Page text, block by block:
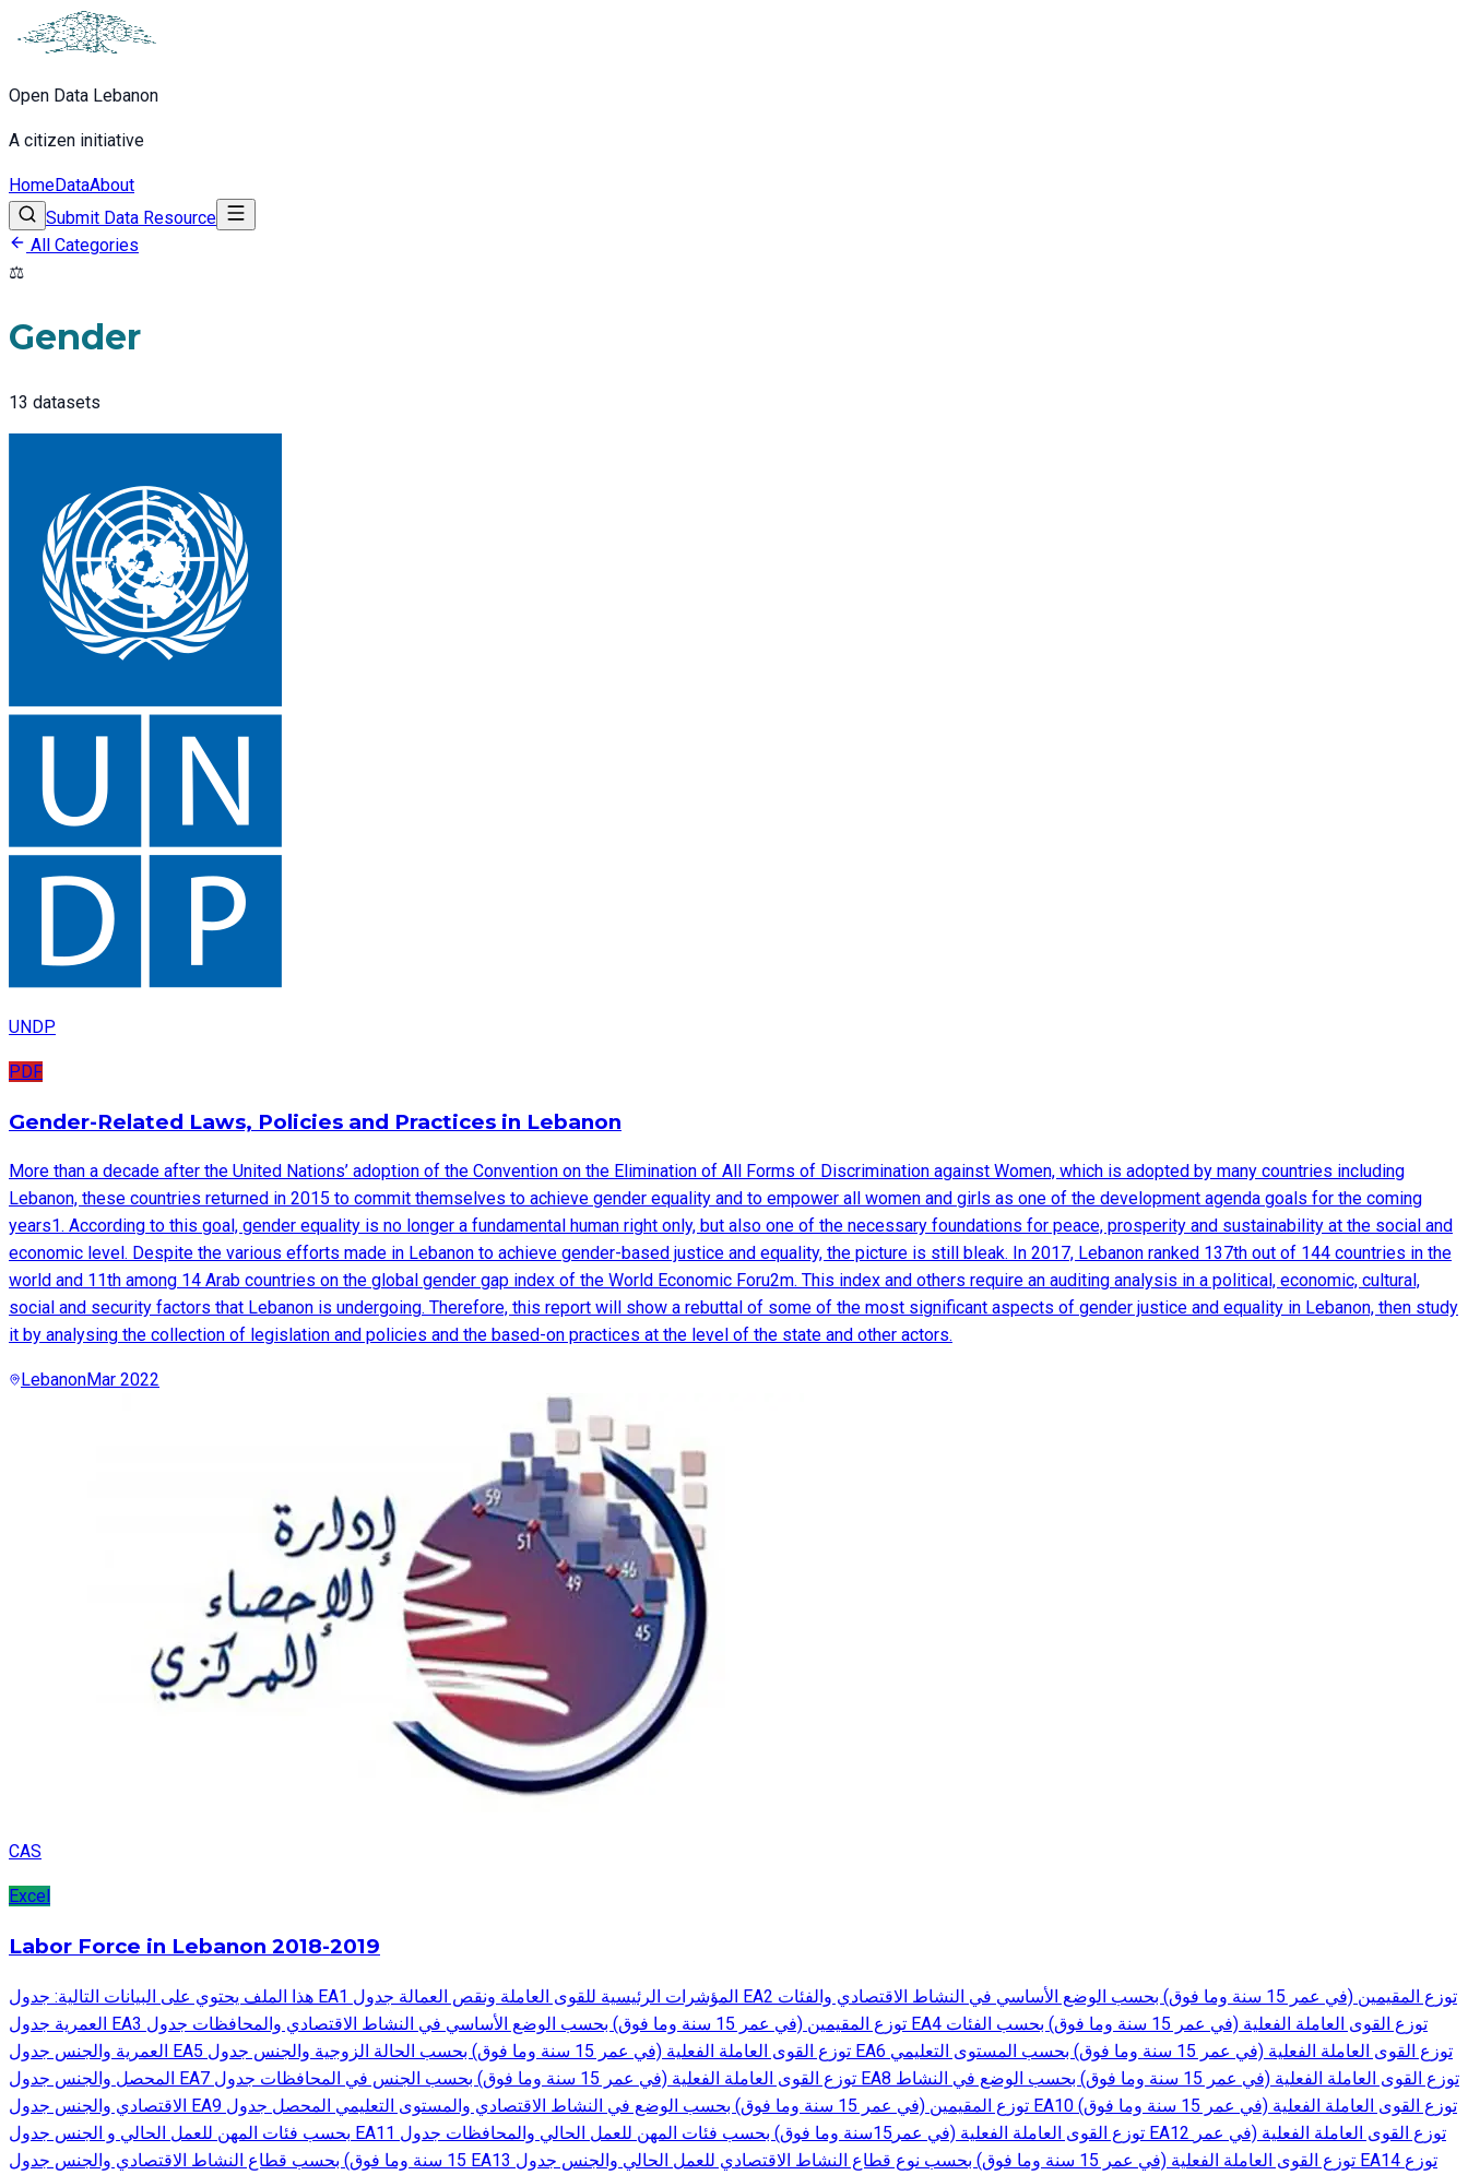
Open Data Lebanon
A citizen initiative
HomeDataAbout
Submit Data Resource
All Categories
⚖️
Gender
13 datasets
UNDP
PDF
Gender-Related Laws, Policies and Practices in Lebanon
More than a decade after the United Nations’ adoption of the Convention on the Elimination of All Forms of Discrimination against Women, which is adopted by many countries including
Lebanon, these countries returned in 2015 to commit themselves to achieve gender equality and to empower all women and girls as one of the development agenda goals for the coming
years1. According to this goal, gender equality is no longer a fundamental human right only, but also one of the necessary foundations for peace, prosperity and sustainability at the social and
economic level. Despite the various efforts made in Lebanon to achieve gender-based justice and equality, the picture is still bleak. In 2017, Lebanon ranked 137th out of 144 countries in the
world and 11th among 14 Arab countries on the global gender gap index of the World Economic Foru2m. This index and others require an auditing analysis in a political, economic, cultural,
social and security factors that Lebanon is undergoing. Therefore, this report will show a rebuttal of some of the most significant aspects of gender justice and equality in Lebanon, then study
it by analysing the collection of legislation and policies and the based-on practices at the level of the state and other actors.
LebanonMar 2022
CAS
Excel
Labor Force in Lebanon 2018-2019
هذا الملف يحتوي على البيانات التالية: جدول EA1 المؤشرات الرئيسية للقوى العاملة ونقص العمالة جدول EA2 توزع المقيمين (في عمر 15 سنة وما فوق) بحسب الوضع الأساسي في النشاط الاقتصادي والفئات
العمرية جدول EA3 توزع المقيمين (في عمر 15 سنة وما فوق) بحسب الوضع الأساسي في النشاط الاقتصادي والمحافظات جدول EA4 توزع القوى العاملة الفعلية (في عمر 15 سنة وما فوق) بحسب الفئات
العمرية والجنس جدول EA5 توزع القوى العاملة الفعلية (في عمر 15 سنة وما فوق) بحسب الحالة الزوجية والجنس جدول EA6 توزع القوى العاملة الفعلية (في عمر 15 سنة وما فوق) بحسب المستوى التعليمي
المحصل والجنس جدول EA7 توزع القوى العاملة الفعلية (في عمر 15 سنة وما فوق) بحسب الجنس في المحافظات جدول EA8 توزع القوى العاملة الفعلية (في عمر 15 سنة وما فوق) بحسب الوضع في النشاط
الاقتصادي والجنس جدول EA9 توزع المقيمين (في عمر 15 سنة وما فوق) بحسب الوضع في النشاط الاقتصادي والمستوى التعليمي المحصل جدول EA10 توزع القوى العاملة الفعلية (في عمر 15 سنة وما فوق)
بحسب فئات المهن للعمل الحالي و الجنس جدول EA11 توزع القوى العاملة الفعلية (في عمر15سنة وما فوق) بحسب فئات المهن للعمل الحالي والمحافظات جدول EA12 توزع القوى العاملة الفعلية (في عمر
15 سنة وما فوق) بحسب قطاع النشاط الاقتصادي والجنس جدول EA13 توزع القوى العاملة الفعلية (في عمر 15 سنة وما فوق) بحسب نوع قطاع النشاط الاقتصادي للعمل الحالي والجنس جدول EA14 توزع